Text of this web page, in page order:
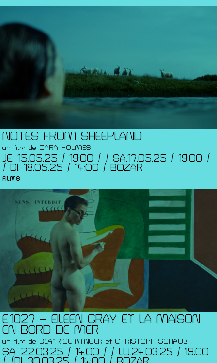
NOTES FROM SHEEPLAND
un film de CARA HOLMES
JE. 15.05.25 / 19:00 / / SA.17.05.25 / 19:00 /
/ DI. 18.05.25 / 14:00 / BOZAR
FILMS
E.1027 – EILEEN GRAY ET LA MAISON
EN BORD DE MER
un film de BEATRICE MINGER et CHRISTOPH SCHAUB
SA. 22.03.25 / 14:00 / / LU.24.03.25 / 19:00